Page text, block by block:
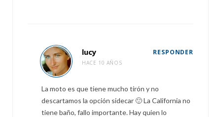
lucy
HACE 10 AÑOS
RESPONDER
La moto es que tiene mucho tirón y no
descartamos la opción sidecar 🙂 La California no
tiene baño, fallo importante. Hay quien lo